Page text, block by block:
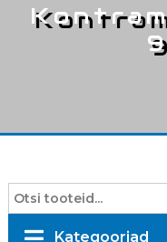
Kategooriad